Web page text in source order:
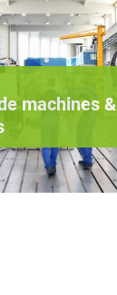
machines &